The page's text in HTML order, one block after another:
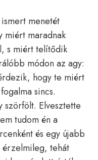
menetét
miért maradnak
s miért telítődik
módon az agy:
hogy te miért
sincs.
szörfölt. Elvesztette
tudom én a
és egy újabb
érzelmileg, tehát